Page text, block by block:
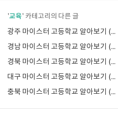
'교육' 카테고리의 다른 글
광주 마이스터 고등학교 알아보기 (2025년)
경남 마이스터 고등학교 알아보기 (2025년)
경북 마이스터 고등학교 알아보기 (2025년)
대구 마이스터 고등학교 알아보기 (2025년)
충북 마이스터 고등학교 알아보기 (2025년)